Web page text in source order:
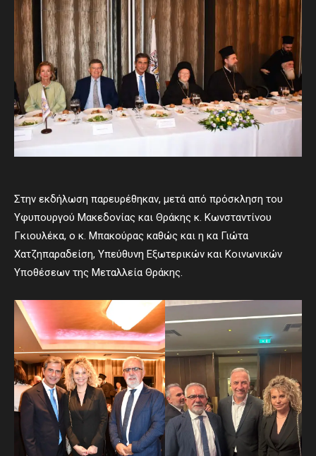
Στην εκδήλωση παρευρέθηκαν, μετά από πρόσκληση του
Υφυπουργού Μακεδονίας και Θράκης κ. Κωνσταντίνου
Γκιουλέκα, ο κ. Μπακούρας καθώς και η κα Γιώτα
Χατζηπαραδείση, Υπεύθυνη Εξωτερικών και Κοινωνικών
Υποθέσεων της Μεταλλεία Θράκης.